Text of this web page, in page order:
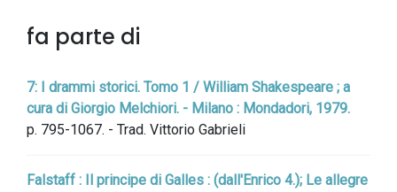
fa parte di
7: I drammi storici. Tomo 1 / William Shakespeare ; a
cura di Giorgio Melchiori. - Milano : Mondadori, 1979.
p. 795-1067. - Trad. Vittorio Gabrieli
Falstaff : Il principe di Galles : (dall'Enrico 4.); Le allegre